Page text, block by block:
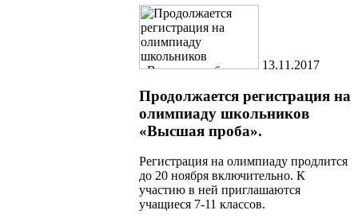
13.11.2017
Продолжается регистрация на
олимпиаду школьников
«Высшая проба».
Регистрация на олимпиаду продлится
до 20 ноября включительно. К
участию в ней приглашаются
учащиеся 7-11 классов.